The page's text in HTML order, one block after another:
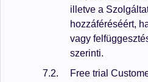
illetve a
hozzáféréséért,
vagy
szerinti.
Free trial